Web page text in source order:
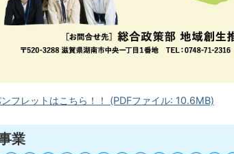
フレットはこちら！！ (PDFファイル: 10.6MB)
業